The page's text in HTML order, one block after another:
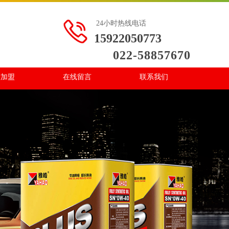
24小时热线电话
15922050773
022-58857670
盟 在线留言 联系我们